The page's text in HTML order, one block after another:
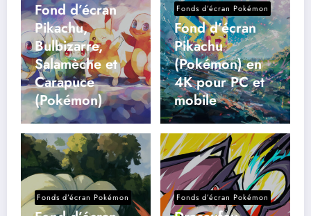
Fond d’écran
Pikachu,
Bulbizarre,
Salamèche et
Carapuce
(Pokémon)
Fonds d’écran Pokémon
Fond d’écran
Pikachu
(Pokémon) en
4K pour PC et
mobile
Fonds d’écran Pokémon Fonds d’écran Pokémon